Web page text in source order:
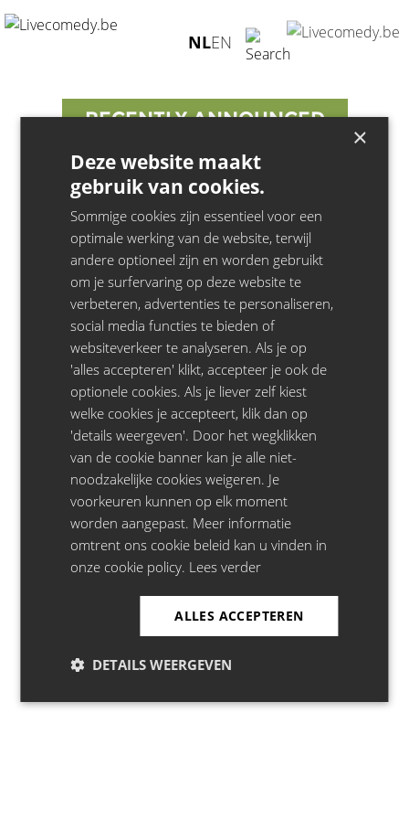
NLEN
Artist not found
RECENTLY ANNOUNCED
Juliet- 22.11.26 - Minard, Gent
Juliet- 14.10.26 - Zuiderpershuis, Antwerpen
Bill Bailey- 21.04.27 - Stadsschouwburg, Antwerpen
Francesco De Carlo- 22.10.26 - La Madeleine, Brussel
Jeroen Leenders- 25.05.27 - Het Depot, Leuven
Jeroen Leenders - 19.05.27 - De Grote Post, Oostende
Jeroen Leenders
- 17.04.27 - De Singel, Antwerpen
Jeroen Leenders- 10.04.27 - CCHA/cultuurcentrum, Hasselt
Jeroen Leenders- 25.03.27 - CC De Schakel, Waregem
Jeroen Leenders- 14.03.27 - Stadsschouwburg, Mechelen
Jeroen Leenders- 15.03.27 - Stadsschouwburg, Mechelen
Jeroen Leenders - 13.03.27 - De Vooruit, Gent
Privacy| Disclaimer|Cookie Policy
LiveComedy.be is onderdeel van:
Copyright Greenhouse Talent
×
Deze website maakt
gebruik van cookies.
Sommige cookies zijn essentieel voor een
optimale werking van de website, terwijl
andere optioneel zijn en worden gebruikt
om je surfervaring op deze website te
verbeteren, advertenties te personaliseren,
social media functies te bieden of
websiteverkeer te analyseren. Als je op
'alles accepteren' klikt, accepteer je ook de
optionele cookies. Als je liever zelf kiest
welke cookies je accepteert, klik dan op
'details weergeven'. Door het wegklikken
van de cookie banner kan je alle niet-
noodzakelijke cookies weigeren. Je
voorkeuren kunnen op elk moment
worden aangepast. Meer informatie
omtrent ons cookie beleid kan u vinden in
onze cookie policy. Lees verder
ALLES ACCEPTEREN
DETAILS WEERGEVEN